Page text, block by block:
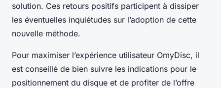
solution. Ces retours positifs participent à dissiper
les éventuelles inquiétudes sur l’adoption de cette
nouvelle méthode.
Pour maximiser l’expérience utilisateur OmyDisc, il
est conseillé de bien suivre les indications pour le
positionnement du disque et de profiter de l’offre